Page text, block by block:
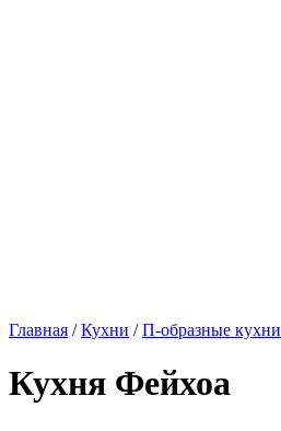
Главная /Кухни /П-образные кухни
Кухня Фейхоа